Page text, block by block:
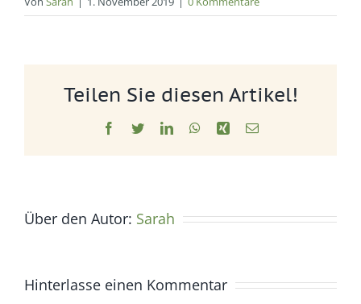
Teilen Sie diesen Artikel!
Facebook
TwitterLinkedInWhatsApp
Xing E-
Über den Autor: Sarah
Hinterlasse einen Kommentar